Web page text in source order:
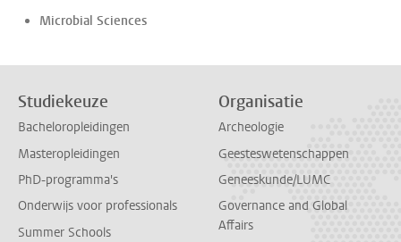
Microbial Sciences
Studiekeuze
Bacheloropleidingen
Masteropleidingen
PhD-programma's
Onderwijs voor professionals
Summer Schools
Organisatie
Archeologie
Geesteswetenschappen
Geneeskunde/LUMC
Governance and Global
Affairs